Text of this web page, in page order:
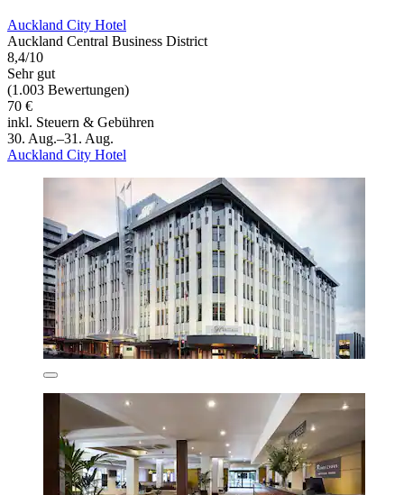
Auckland City Hotel
Auckland Central Business District
8,4/10
Sehr gut
(1.003 Bewertungen)
70 €
inkl. Steuern & Gebühren
30. Aug.–31. Aug.
Auckland City Hotel